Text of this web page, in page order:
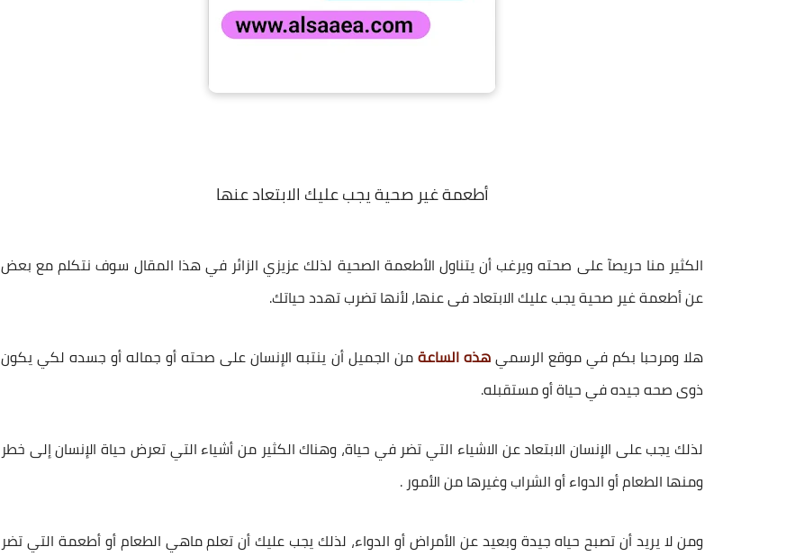
أطعمة غير صحية يجب عليك الابتعاد عنها
الكثير منا حريصآ على صحته ويرغب أن يتناول الأطعمة الصحية لذلك عزيزي الزائر في هذا المقال سوف نتكلم مع بعض
عنأطعمة غير صحية يجب عليك الابتعاد فى عنها، لأنها تضرب تهدد حياتك.
هلا ومرحبا بكم في موقع الرسميهذه الساعةمن الجميل أن ينتبه الإنسان على صحته أو جماله أو جسده لكي يكون
ذوى صحه جيده في حياة أو مستقبله.
لذلك يجب على الإنسان الابتعاد عن الاشياء التي تضر في حياة، وهناك الكثير من أشياء التي تعرض حياة الإنسان إلى خطر
ومنها الطعام أو الدواء أو الشراب وغيرها من الأمور .
ومن لا يريد أن تصبح حياه جيدة وبعيد عن الأمراض أو الدواء، لذلك يجب عليك أن تعلم ماهي الطعام أوأطعمة التي تضر